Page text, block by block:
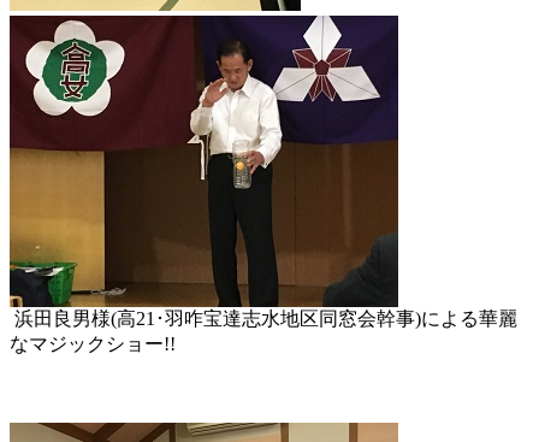
浜田良男様(高21･羽咋宝達志水地区同窓会幹事)による華麗
なマジックショー!!